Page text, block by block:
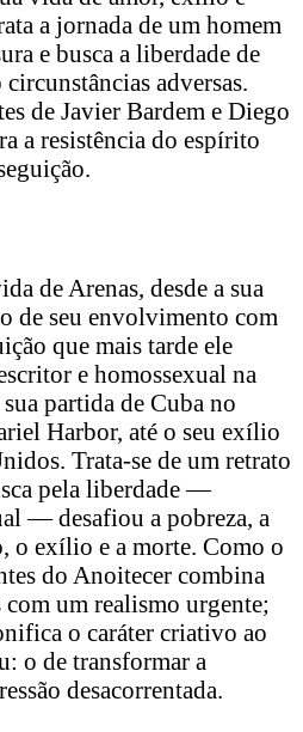
a jornada de um homem
e busca a liberdade de
adversas.
de Javier Bardem e Diego
a resistência do espírito
de Arenas, desde a sua
de seu envolvimento com
que mais tarde ele
e homossexual na
partida de Cuba no
Harbor, até o seu exílio
Trata-se de um retrato
pela liberdade —
— desafiou a pobreza, a
o exílio e a morte. Como o
do Anoitecer combina
com um realismo urgente;
o caráter criativo ao
o de transformar a
desacorrentada.